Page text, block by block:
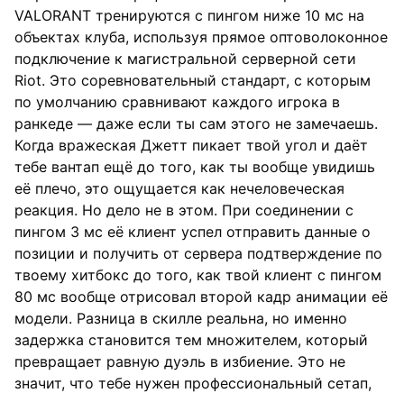
VALORANT тренируются с пингом ниже 10 мс на
объектах клуба, используя прямое оптоволоконное
подключение к магистральной серверной сети
Riot. Это соревновательный стандарт, с которым
по умолчанию сравнивают каждого игрока в
ранкеде — даже если ты сам этого не замечаешь.
Когда вражеская Джетт пикает твой угол и даёт
тебе вантап ещё до того, как ты вообще увидишь
её плечо, это ощущается как нечеловеческая
реакция. Но дело не в этом. При соединении с
пингом 3 мс её клиент успел отправить данные о
позиции и получить от сервера подтверждение по
твоему хитбокс до того, как твой клиент с пингом
80 мс вообще отрисовал второй кадр анимации её
модели. Разница в скилле реальна, но именно
задержка становится тем множителем, который
превращает равную дуэль в избиение. Это не
значит, что тебе нужен профессиональный сетап,